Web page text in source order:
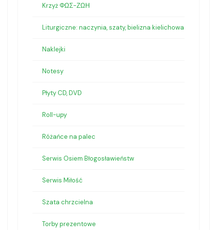
Krzyż ΦΩΣ-ΖΩΗ
Liturgiczne: naczynia, szaty, bielizna kielichowa
Naklejki
Notesy
Płyty CD, DVD
Roll-upy
Różańce na palec
Serwis Osiem Błogosławieństw
Serwis Miłość
Szata chrzcielna
Torby prezentowe